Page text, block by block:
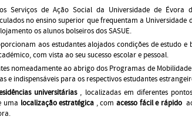
Serviços de Ação Social da Universidade de Évora
no ensino superior que frequentam a Universidade
os alunos bolseiros dos SASUE.
aos estudantes alojados condições de estudo e
com vista ao seu sucesso escolar e pessoal.
nomeadamente ao abrigo dos Programas de
e indispensáveis para os respectivos estudantes
universitárias, localizadas em diferentes
uma localização estratégica , com acesso fácil e rápido